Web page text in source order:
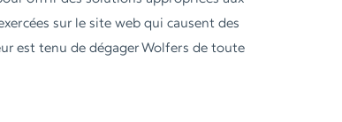
sur le site web qui causent des
est tenu de dégager Wolfers de toute